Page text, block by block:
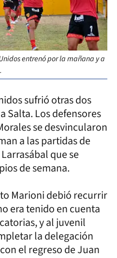
entrenó por la mañana y a
sufrió otras dos
Salta. Los defensores
se desvincularon
a las partidas de
que se
de semana.
Marioni debió recurrir
era tenido en cuenta
y al juvenil
la delegación
el regreso de Juan